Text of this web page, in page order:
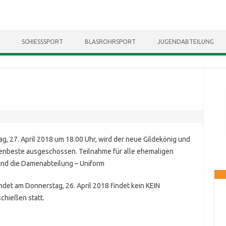
SCHIESSSPORT BLASROHRSPORT JUGENDABTEILUNG
27. April 2018 um 18.00 Uhr, wird der neue Gildekönig und
ausgeschossen. Teilnahme für alle ehemaligen
die Damenabteilung – Uniform
am Donnerstag, 26. April 2018 findet kein KEIN
statt.